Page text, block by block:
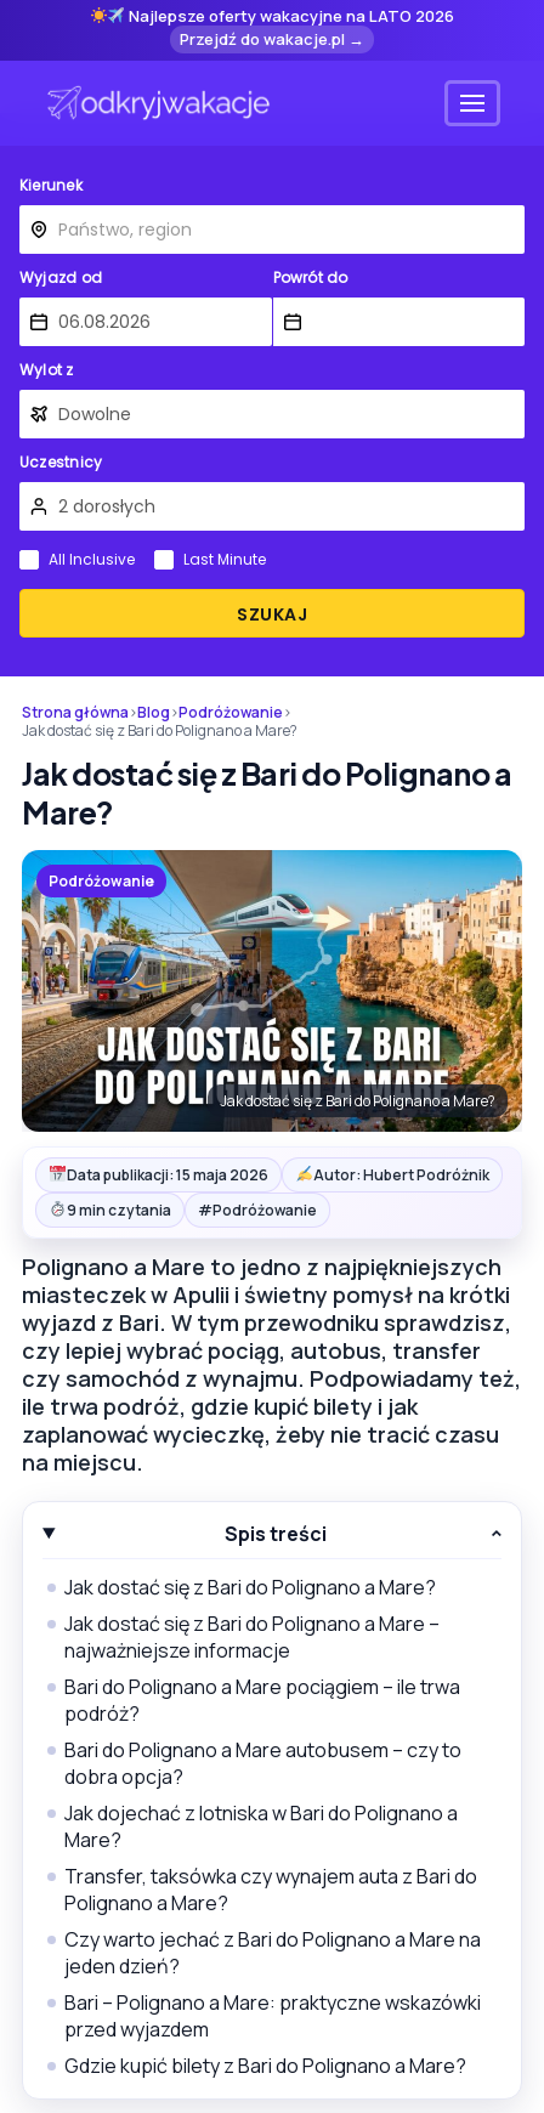
Najlepsze oferty wakacyjne na LATO 2026
Przejdź do wakacje.pl →
Menu
Kierunek
Wyjazd od Powrót do
Wylot z
Uczestnicy
SZUKAJ
All Inclusive Last Minute
Strona główna›Blog›Podróżowanie›
Jak dostać się z Bari do Polignano a Mare?
Jak dostać się z Bari do Polignano a
Mare?
Podróżowanie
Jak dostać się z Bari do Polignano a Mare?
Data publikacji: 15 maja 2026
Autor: Hubert Podróżnik
9 min czytania
#Podróżowanie
Polignano a Mare to jedno z najpiękniejszych
miasteczek w Apulii i świetny pomysł na krótki
wyjazd z Bari. W tym przewodniku sprawdzisz,
czy lepiej wybrać pociąg, autobus, transfer
czy samochód z wynajmu. Podpowiadamy też,
ile trwa podróż, gdzie kupić bilety i jak
zaplanować wycieczkę, żeby nie tracić czasu
na miejscu.
Spis treści
Jak dostać się z Bari do Polignano a Mare?
Jak dostać się z Bari do Polignano a Mare –
najważniejsze informacje
Bari do Polignano a Mare pociągiem – ile trwa
podróż?
Bari do Polignano a Mare autobusem – czy to
dobra opcja?
Jak dojechać z lotniska w Bari do Polignano a
Mare?
Transfer, taksówka czy wynajem auta z Bari do
Polignano a Mare?
Czy warto jechać z Bari do Polignano a Mare na
jeden dzień?
Bari – Polignano a Mare: praktyczne wskazówki
przed wyjazdem
Gdzie kupić bilety z Bari do Polignano a Mare?